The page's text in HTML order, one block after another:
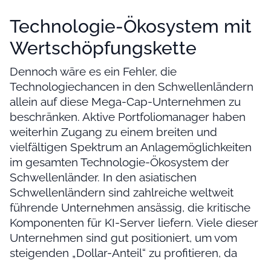
Technologie-Ökosystem mit
Wertschöpfungskette
Dennoch wäre es ein Fehler, die
Technologiechancen in den Schwellenländern
allein auf diese Mega-Cap-Unternehmen zu
beschränken. Aktive Portfoliomanager haben
weiterhin Zugang zu einem breiten und
vielfältigen Spektrum an Anlagemöglichkeiten
im gesamten Technologie-Ökosystem der
Schwellenländer. In den asiatischen
Schwellenländern sind zahlreiche weltweit
führende Unternehmen ansässig, die kritische
Komponenten für KI-Server liefern. Viele dieser
Unternehmen sind gut positioniert, um vom
steigenden „Dollar-Anteil“ zu profitieren, da